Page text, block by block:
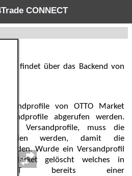
CONNECT
findet über das Backend von
von OTTO Market
abgerufen werden.
Versandprofile, muss die
geladen werden, damit die
werden. Wurde ein Versandprofil
Market gelöscht welches in
bereits einer